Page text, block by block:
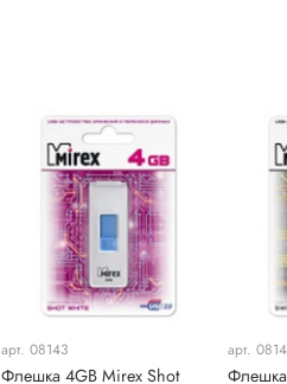
арт. 08143
Флешка 4GB Mirex Shot
арт.